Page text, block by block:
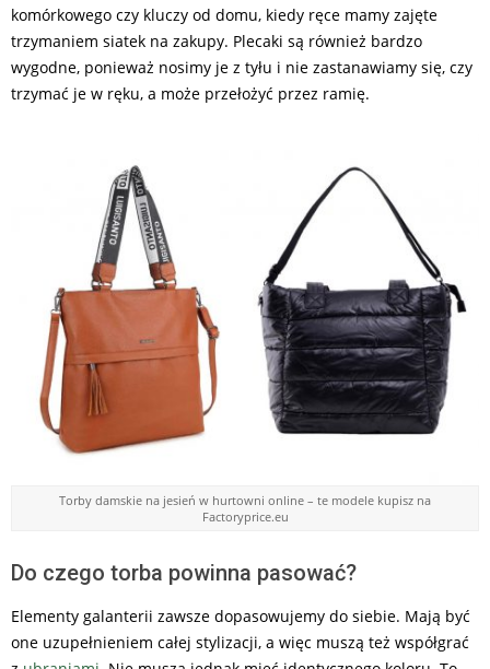
komórkowego czy kluczy od domu, kiedy ręce mamy zajęte
trzymaniem siatek na zakupy. Plecaki są również bardzo
wygodne, ponieważ nosimy je z tyłu i nie zastanawiamy się, czy
trzymać je w ręku, a może przełożyć przez ramię.
Torby damskie na jesień w hurtowni online – te modele kupisz na
Factoryprice.eu
Do czego torba powinna pasować?
Elementy galanterii zawsze dopasowujemy do siebie. Mają być
one uzupełnieniem całej stylizacji, a więc muszą też współgrać